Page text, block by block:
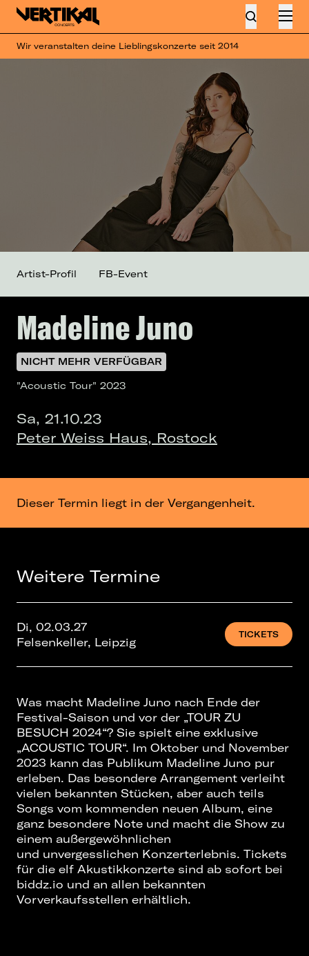
Wir veranstalten deine Lieblingskonzerte seit 2014
Madeline Juno
NICHT MEHR VERFÜGBAR
"Acoustic Tour" 2023
Sa, 21.10.23
Peter Weiss Haus, Rostock
Artist-Profil FB-Event
Dieser Termin liegt in der Vergangenheit.
Weitere Termine
Di, 02.03.27
Felsenkeller, Leipzig
TICKETS
Was macht Madeline Juno nach Ende der
Festival-Saison und vor der „TOUR ZU
BESUCH 2024“? Sie spielt eine exklusive
„ACOUSTIC TOUR“. Im Oktober und November
2023 kann das Publikum Madeline Juno pur
erleben. Das besondere Arrangement verleiht
vielen bekannten Stücken, aber auch teils
Songs vom kommenden neuen Album, eine
ganz besondere Note und macht die Show zu
einem außergewöhnlichen
und unvergesslichen Konzerterlebnis. Tickets
für die elf Akustikkonzerte sind ab sofort bei
biddz.io und an allen bekannten
Vorverkaufsstellen erhältlich.